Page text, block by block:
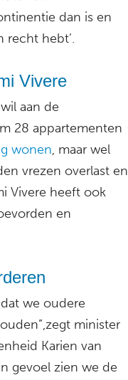
dan is en
recht hebt’.
Vivere
aan de
28 appartementen
wonen, maar wel
vrezen overlast en
Vivere heeft ook
en
we oudere
minister
Karien van
gevoel zien we de